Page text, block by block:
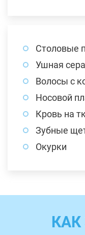
Столовые
Ушная
Волосы с
Носовой
Кровь на
Зубные
Окурки
КАК